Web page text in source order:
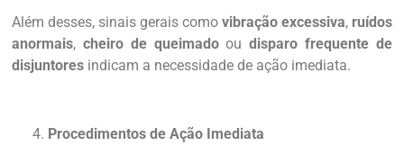
Além desses, sinais gerais como vibração excessiva, ruídos
anormais, cheiro de queimadooudisparo frequente de
disjuntores indicam a necessidade de ação imediata.
Procedimentos de Ação Imediata